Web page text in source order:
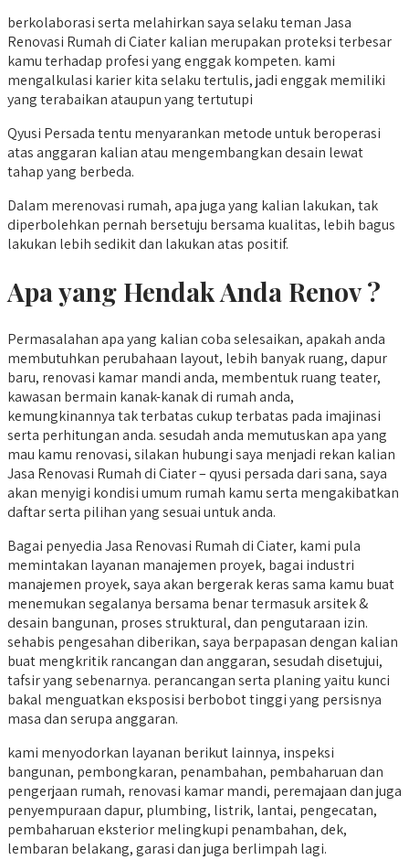
berkolaborasi serta melahirkan saya selaku teman Jasa
Renovasi Rumah di Ciater kalian merupakan proteksi terbesar
kamu terhadap profesi yang enggak kompeten. kami
mengalkulasi karier kita selaku tertulis, jadi enggak memiliki
yang terabaikan ataupun yang tertutupi
Qyusi Persada tentu menyarankan metode untuk beroperasi
atas anggaran kalian atau mengembangkan desain lewat
tahap yang berbeda.
Dalam merenovasi rumah, apa juga yang kalian lakukan, tak
diperbolehkan pernah bersetuju bersama kualitas, lebih bagus
lakukan lebih sedikit dan lakukan atas positif.
Apa yang Hendak Anda Renov ?
Permasalahan apa yang kalian coba selesaikan, apakah anda
membutuhkan perubahaan layout, lebih banyak ruang, dapur
baru, renovasi kamar mandi anda, membentuk ruang teater,
kawasan bermain kanak-kanak di rumah anda,
kemungkinannya tak terbatas cukup terbatas pada imajinasi
serta perhitungan anda. sesudah anda memutuskan apa yang
mau kamu renovasi, silakan hubungi saya menjadi rekan kalian
Jasa Renovasi Rumah di Ciater – qyusi persada dari sana, saya
akan menyigi kondisi umum rumah kamu serta mengakibatkan
daftar serta pilihan yang sesuai untuk anda.
Bagai penyedia Jasa Renovasi Rumah di Ciater, kami pula
memintakan layanan manajemen proyek, bagai industri
manajemen proyek, saya akan bergerak keras sama kamu buat
menemukan segalanya bersama benar termasuk arsitek &
desain bangunan, proses struktural, dan pengutaraan izin.
sehabis pengesahan diberikan, saya berpapasan dengan kalian
buat mengkritik rancangan dan anggaran, sesudah disetujui,
tafsir yang sebenarnya. perancangan serta planing yaitu kunci
bakal menguatkan eksposisi berbobot tinggi yang persisnya
masa dan serupa anggaran.
kami menyodorkan layanan berikut lainnya, inspeksi
bangunan, pembongkaran, penambahan, pembaharuan dan
pengerjaan rumah, renovasi kamar mandi, peremajaan dan juga
penyempuraan dapur, plumbing, listrik, lantai, pengecatan,
pembaharuan eksterior melingkupi penambahan, dek,
lembaran belakang, garasi dan juga berlimpah lagi.